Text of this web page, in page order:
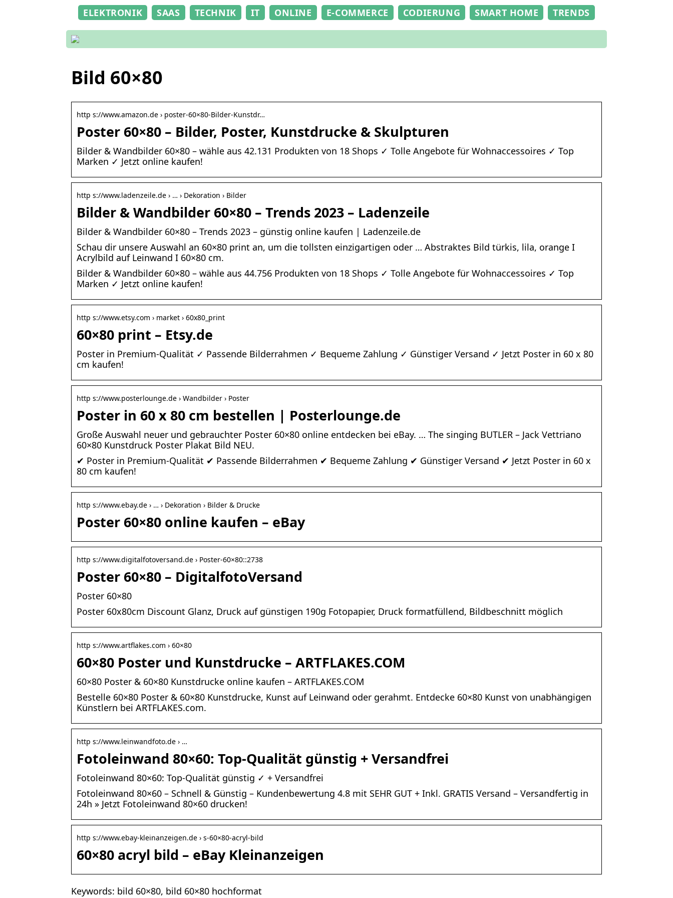
ELEKTRONIK SAAS TECHNIK IT ONLINE E-COMMERCE CODIERUNG SMART HOME TRENDS
Bild 60×80
http s://www.amazon.de › poster-60×80-Bilder-Kunstdr…
Poster 60×80 – Bilder, Poster, Kunstdrucke & Skulpturen
Bilder & Wandbilder 60×80 – wähle aus 42.131 Produkten von 18 Shops ✓ Tolle Angebote für Wohnaccessoires ✓ Top
Marken ✓ Jetzt online kaufen!
http s://www.ladenzeile.de › … › Dekoration › Bilder
Bilder & Wandbilder 60×80 – Trends 2023 – Ladenzeile
Bilder & Wandbilder 60×80 – Trends 2023 – günstig online kaufen | Ladenzeile.de
Schau dir unsere Auswahl an 60×80 print an, um die tollsten einzigartigen oder … Abstraktes Bild türkis, lila, orange I
Acrylbild auf Leinwand I 60×80 cm.
Bilder & Wandbilder 60×80 – wähle aus 44.756 Produkten von 18 Shops ✓ Tolle Angebote für Wohnaccessoires ✓ Top
Marken ✓ Jetzt online kaufen!
http s://www.etsy.com › market › 60x80_print
60×80 print – Etsy.de
Poster in Premium-Qualität ✓ Passende Bilderrahmen ✓ Bequeme Zahlung ✓ Günstiger Versand ✓ Jetzt Poster in 60 x 80
cm kaufen!
http s://www.posterlounge.de › Wandbilder › Poster
Poster in 60 x 80 cm bestellen | Posterlounge.de
Große Auswahl neuer und gebrauchter Poster 60×80 online entdecken bei eBay. … The singing BUTLER – Jack Vettriano
60×80 Kunstdruck Poster Plakat Bild NEU.
✔ Poster in Premium-Qualität ✔ Passende Bilderrahmen ✔ Bequeme Zahlung ✔ Günstiger Versand ✔ Jetzt Poster in 60 x
80 cm kaufen!
http s://www.ebay.de › … › Dekoration › Bilder & Drucke
Poster 60×80 online kaufen – eBay
http s://www.digitalfotoversand.de › Poster-60×80::2738
Poster 60×80 – DigitalfotoVersand
Poster 60×80
Poster 60x80cm Discount Glanz, Druck auf günstigen 190g Fotopapier, Druck formatfüllend, Bildbeschnitt möglich
http s://www.artflakes.com › 60×80
60×80 Poster und Kunstdrucke – ARTFLAKES.COM
60×80 Poster & 60×80 Kunstdrucke online kaufen – ARTFLAKES.COM
Bestelle 60×80 Poster & 60×80 Kunstdrucke, Kunst auf Leinwand oder gerahmt. Entdecke 60×80 Kunst von unabhängigen
Künstlern bei ARTFLAKES.com.
http s://www.leinwandfoto.de › …
Fotoleinwand 80×60: Top-Qualität günstig + Versandfrei
Fotoleinwand 80×60: Top-Qualität günstig ✓ + Versandfrei
Fotoleinwand 80×60 – Schnell & Günstig – Kundenbewertung 4.8 mit SEHR GUT + Inkl. GRATIS Versand – Versandfertig in
24h » Jetzt Fotoleinwand 80×60 drucken!
http s://www.ebay-kleinanzeigen.de › s-60×80-acryl-bild
60×80 acryl bild – eBay Kleinanzeigen
Keywords: bild 60×80, bild 60×80 hochformat